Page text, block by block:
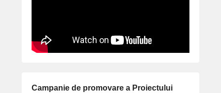
Campanie de promovare a Proiectului